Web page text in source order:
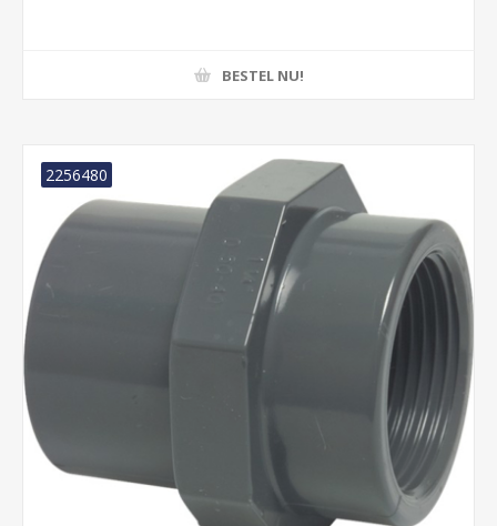
BESTEL NU!
2256480